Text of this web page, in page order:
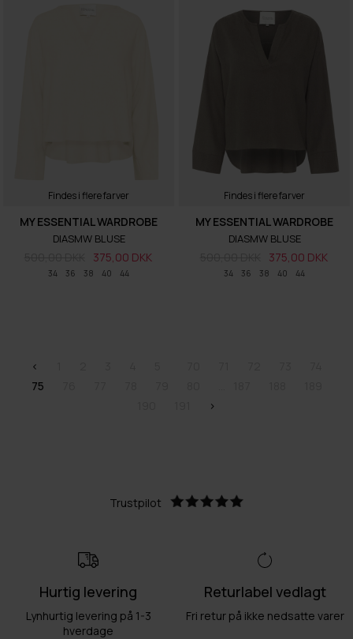
Findes i flere farver
34 36 38 40 44
MY ESSENTIAL WARDROBE
DIASMW BLUSE
375,00 DKK
Findes i flere farver
34 36 38 40 44
MY ESSENTIAL WARDROBE
DIASMW BLUSE
375,00 DKK
<
75
>
Trustpilot
Hurtig levering
Lynhurtig levering på 1-3
hverdage
Returlabel vedlagt
Fri retur på ikke nedsatte varer